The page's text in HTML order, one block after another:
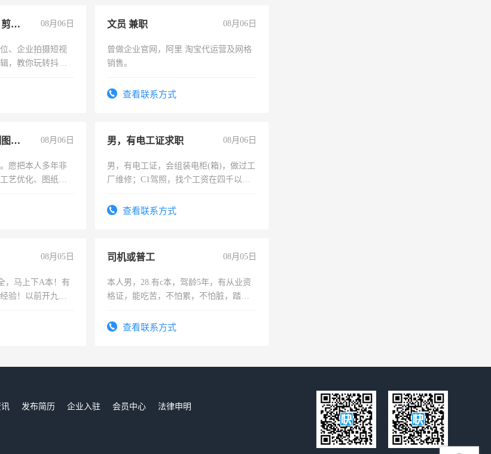
手机短视频拍摄、剪辑、抖音快手 08月06日
、企业拍摄短视
，教你玩转抖音
，教你玩转抖
文员 兼职 08月06日
曾做企业官网，阿里 淘宝代运营及网格
销售。
查看联系方式
兼职机械设计、制图、设备改造 08月06日
愿把本人多年非
艺优化、图纸制
来。
男，有电工证求职 08月06日
男，有电工证，会组装电柜(箱)，做过工
厂维修；C1驾照，找个工资在四千以
电话查看联系方式
08月05日
，马上下A本！有
验！以前开九米
司机或普工 08月05日
本人男，28.有c本，驾龄5年，有从业资
格证，能吃苦，不怕累，不怕脏，踏
查看联系方式
发布简历 企业入驻 会员中心
法律申明